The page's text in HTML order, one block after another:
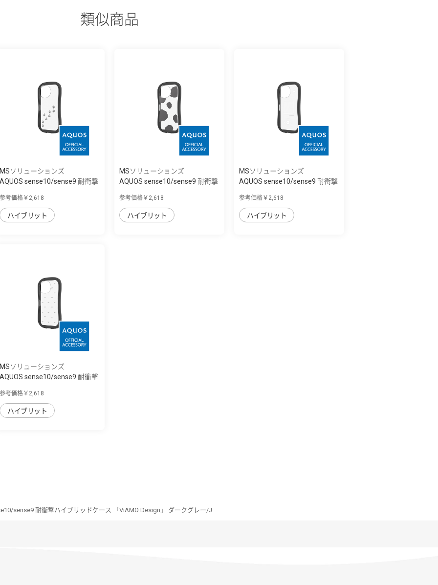
類似商品
MSソリューションズ
AQUOS sense10/sense9 耐衝撃
参考価格￥2,618
ハイブリット
MSソリューションズ
AQUOS sense10/sense9 耐衝撃
参考価格￥2,618
ハイブリット
MSソリューションズ
AQUOS sense10/sense9 耐衝撃
参考価格￥2,618
ハイブリット
MSソリューションズ
AQUOS sense10/sense9 耐衝撃
参考価格￥2,618
ハイブリット
sense9 耐衝撃ハイブリッドケース 「ViAMO Design」 ダークグレー/J